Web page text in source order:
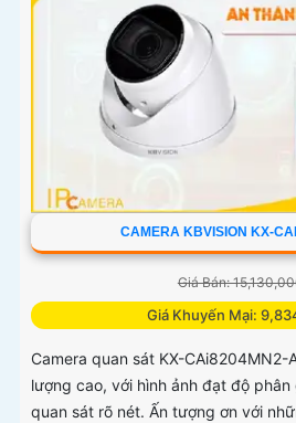
CAMERA KBVISION KX-
Giá Bán:
Giá Khuyến Mại:
Camera quan sát KX-CAi8204MN2-
lượng cao, với hình ảnh đạt độ phân
quan sát rõ nét. Ấn tượng ơn với